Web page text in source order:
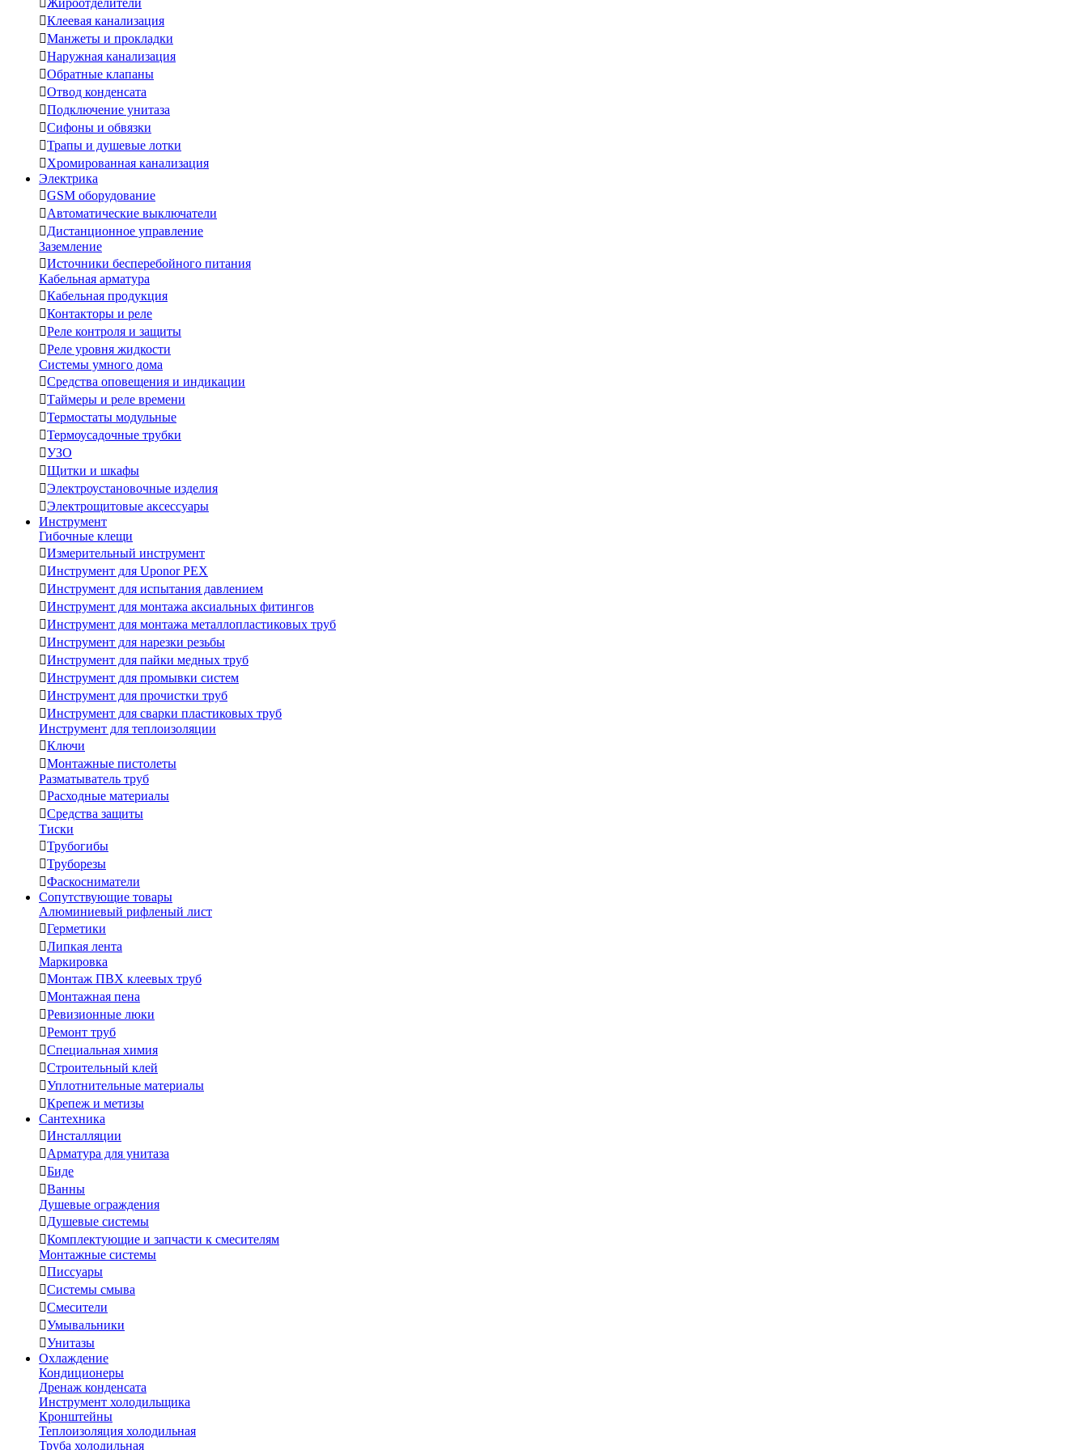
Жироотделители
Клеевая канализация
Манжеты и прокладки
Наружная канализация
Обратные клапаны
Отвод конденсата
Подключение унитаза
Сифоны и обвязки
Трапы и душевые лотки
Хромированная канализация
Электрика
GSM оборудование
Автоматические выключатели
Дистанционное управление
Заземление
Источники бесперебойного питания
Кабельная арматура
Кабельная продукция
Контакторы и реле
Реле контроля и защиты
Реле уровня жидкости
Системы умного дома
Средства оповещения и индикации
Таймеры и реле времени
Термостаты модульные
Термоусадочные трубки
УЗО
Щитки и шкафы
Электроустановочные изделия
Электрощитовые аксессуары
Инструмент
Гибочные клещи
Измерительный инструмент
Инструмент для Uponor PEX
Инструмент для испытания давлением
Инструмент для монтажа аксиальных фитингов
Инструмент для монтажа металлопластиковых труб
Инструмент для нарезки резьбы
Инструмент для пайки медных труб
Инструмент для промывки систем
Инструмент для прочистки труб
Инструмент для сварки пластиковых труб
Инструмент для теплоизоляции
Ключи
Монтажные пистолеты
Разматыватель труб
Расходные материалы
Средства защиты
Тиски
Трубогибы
Труборезы
Фаскосниматели
Сопутствующие товары
Алюминиевый рифленый лист
Герметики
Липкая лента
Маркировка
Монтаж ПВХ клеевых труб
Монтажная пена
Ревизионные люки
Ремонт труб
Специальная химия
Строительный клей
Уплотнительные материалы
Крепеж и метизы
Сантехника
Инсталляции
Арматура для унитаза
Биде
Ванны
Душевые ограждения
Душевые системы
Комплектующие и запчасти к смесителям
Монтажные системы
Писсуары
Системы смыва
Смесители
Умывальники
Унитазы
Охлаждение
Кондиционеры
Дренаж конденсата
Инструмент холодильщика
Кронштейны
Теплоизоляция холодильная
Труба холодильная